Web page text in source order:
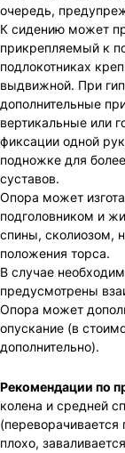
очередь,
К сидению может
прикрепляемый к
подлокотниках
выдвижной. При
дополнительные
вертикальные или
фиксации одной
подножке для
суставов.
Опора может
подголовником и
спины, сколиозом,
положения торса.
В случае
предусмотрены
Опора может
опускание (в
дополнительно).
Рекомендации по
колена и средней
(переворачивается
плохо,